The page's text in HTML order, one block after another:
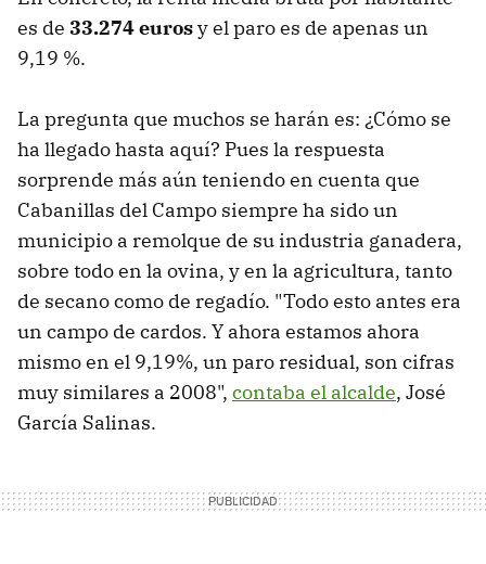
es de 33.274 eurosy el paro es de apenas un
9,19 %.
La pregunta que muchos se harán es: ¿Cómo se
ha llegado hasta aquí? Pues la respuesta
sorprende más aún teniendo en cuenta que
Cabanillas del Campo siempre ha sido un
municipio a remolque de su industria ganadera,
sobre todo en la ovina, y en la agricultura, tanto
de secano como de regadío. "Todo esto antes era
un campo de cardos. Y ahora estamos ahora
mismo en el 9,19%, un paro residual, son cifras
muy similares a 2008", contaba el alcalde, José
García Salinas.